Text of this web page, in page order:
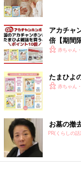
アカチャ
倍【期間
赤ちゃん
たまひよ
赤ちゃん
お墓の撤
PR(くらしの